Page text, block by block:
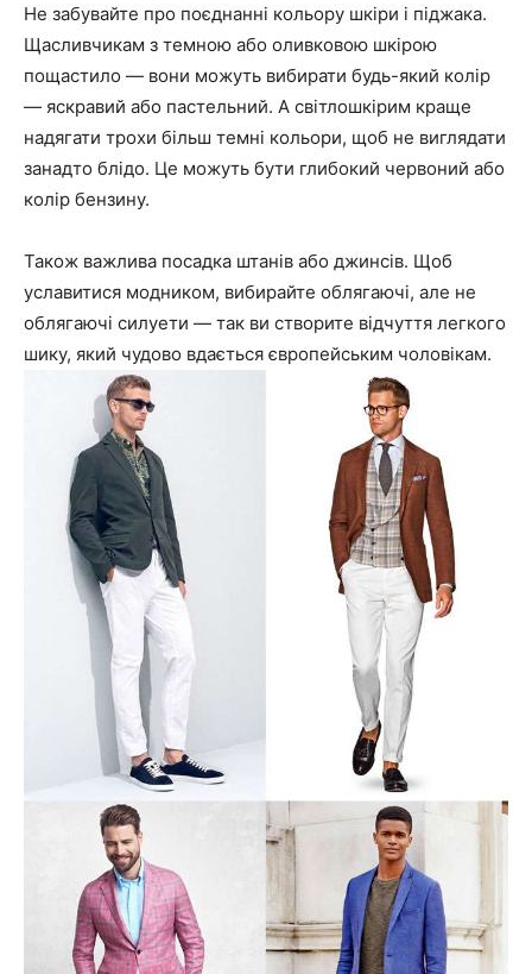
Не забувайте про поєднанні кольору шкіри і піджака.
Щасливчикам з темною або оливковою шкірою
пощастило — вони можуть вибирати будь-який колір
— яскравий або пастельний. А світлошкірим краще
надягати трохи більш темні кольори, щоб не виглядати
занадто блідо. Це можуть бути глибокий червоний або
колір бензину.
Також важлива посадка штанів або джинсів. Щоб
уславитися модником, вибирайте облягаючі, але не
облягаючі силуети — так ви створите відчуття легкого
шику, який чудово вдається європейським чоловікам.